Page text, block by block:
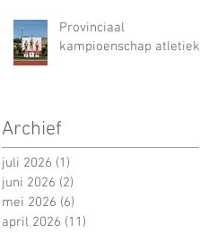
Provinciaal
kampioenschap atletiek
Archief
juli 2026 (1)
juni 2026 (2)
mei 2026 (6)
april 2026 (11)